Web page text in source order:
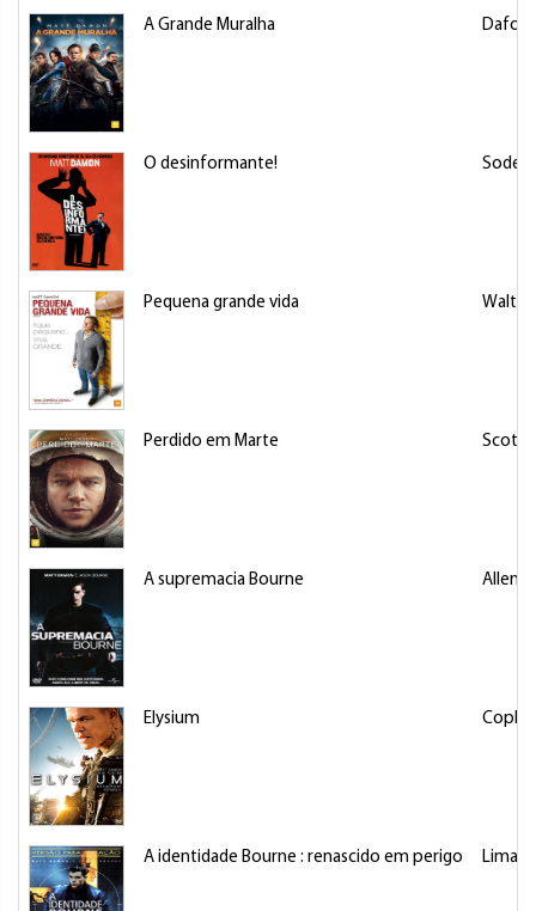
A Grande Muralha Dafoe,
O desinformante!
Pequena grande vida Waltz,
Perdido em Marte Scott,
A supremacia Bourne Allen,
Elysium
A identidade Bourne : renascido em perigo Liman,